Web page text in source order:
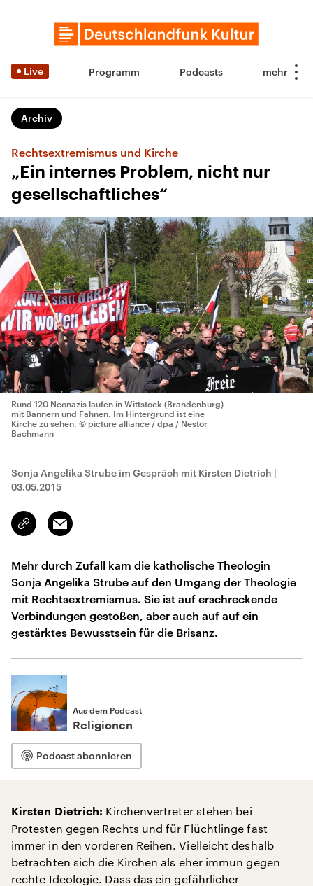
Live Programm Podcasts
Archiv
Rechtsextremismus und Kirche
„Ein internes Problem, nicht nur
gesellschaftliches“
Rund 120 Neonazis laufen in Wittstock (Brandenburg)
mit Bannern und Fahnen. Im Hintergrund ist eine
Kirche zu sehen. © picture alliance / dpa / Nestor
Bachmann
Sonja Angelika Strube im Gespräch mit Kirsten Dietrich |
03.05.2015
Link
kopieren/teilen
Email
Mehr durch Zufall kam die katholische Theologin
Sonja Angelika Strube auf den Umgang der Theologie
mit Rechtsextremismus. Sie ist auf erschreckende
Verbindungen gestoßen, aber auch auf auf ein
gestärktes Bewusstsein für die Brisanz.
Aus dem Podcast
Religionen
Podcast abonnieren
Kirsten Dietrich: Kirchenvertreter stehen bei
Protesten gegen Rechts und für Flüchtlinge fast
immer in den vorderen Reihen. Vielleicht deshalb
betrachten sich die Kirchen als eher immun gegen
rechte Ideologie. Dass das ein gefährlicher